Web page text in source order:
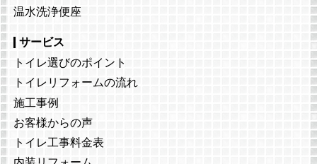
温水洗浄便座
サービス
トイレ選びのポイント
トイレリフォームの流れ
施工事例
お客様からの声
トイレ工事料金表